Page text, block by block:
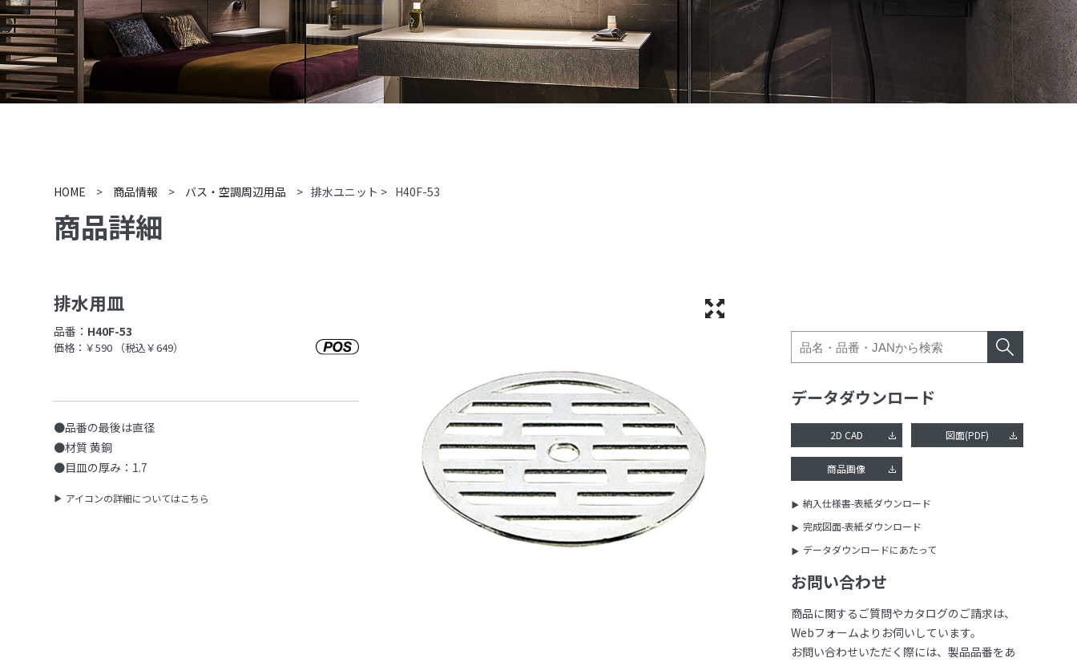
HOME > 商品情報 > バス・空調周辺用品 > 排水ユニット > H40F-53
商品詳細
排水用皿
品番： H40F-53
価格：￥590 （税込￥649）
●品番の最後は直径
●材質 黄銅
●目皿の厚み：1.7
アイコンの詳細についてはこちら
データダウンロード
2D CAD 図面(PDF)
商品画像
納入仕様書-表紙ダウンロード
完成図面-表紙ダウンロード
データダウンロードにあたって
お問い合わせ
商品に関するご質問やカタログのご請求は、
Webフォームよりお伺いしています。
お問い合わせいただく際には、製品品番をあ